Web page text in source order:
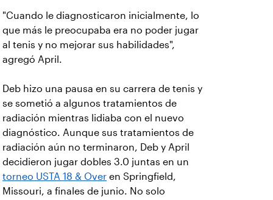
"Cuando le diagnosticaron inicialmente, lo
que más le preocupaba era no poder jugar
al tenis y no mejorar sus habilidades",
agregó April.
Deb hizo una pausa en su carrera de tenis y
se sometió a algunos tratamientos de
radiación mientras lidiaba con el nuevo
diagnóstico. Aunque sus tratamientos de
radiación aún no terminaron, Deb y April
decidieron jugar dobles 3.0 juntas en un
torneo USTA 18 & Over en Springfield,
Missouri, a finales de junio. No solo